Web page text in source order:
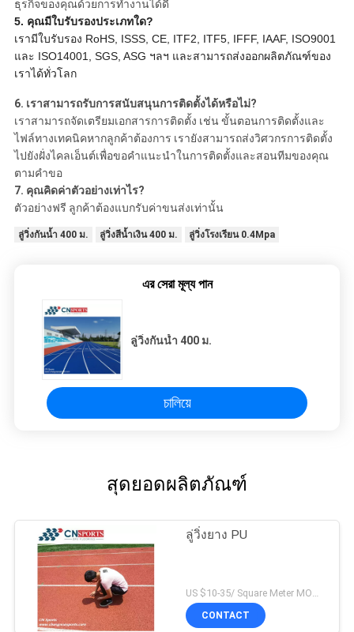
ธุรกิจของคุณด้วยการทำงานได้ดี
5. คุณมีใบรับรองประเภทใด?
เรามีใบรับรอง RoHS, ISSS, CE, ITF2, ITF5, IFFF, IAAF, ISO9001
และ ISO14001, SGS, ASG ฯลฯ และสามารถส่งออกผลิตภัณฑ์ของ
เราได้ทั่วโลก
6. เราสามารถรับการสนับสนุนการติดตั้งได้หรือไม่?
เราสามารถจัดเตรียมเอกสารการติดตั้ง เช่น ขั้นตอนการติดตั้งและ
ไฟล์ทางเทคนิคหากลูกค้าต้องการ เรายังสามารถส่งวิศวกรการติดตั้ง
ไปยังฝั่งไคลเอ็นต์เพื่อขอคำแนะนำในการติดตั้งและสอนทีมของคุณ
ตามคำขอ
7. คุณคิดค่าตัวอย่างเท่าไร?
ตัวอย่างฟรี ลูกค้าต้องแบกรับค่าขนส่งเท่านั้น
ลู่วิ่งกันน้ำ 400 ม. ลู่วิ่งสีน้ำเงิน 400 ม. ลู่วิ่งโรงเรียน 0.4Mpa
এর সেরা মূল্য পান
ลู่วิ่งกันน้ำ 400 ม.
চালিয়ে
สุดยอดผลิตภัณฑ์
ลู่วิ่งยาง PU
US $10-35/ Square Meter MOQ:/
CONTACT